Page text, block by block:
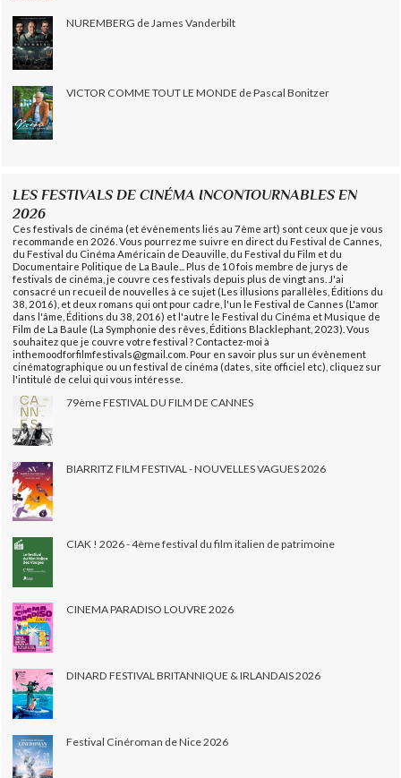
NUREMBERG de James Vanderbilt
VICTOR COMME TOUT LE MONDE de Pascal Bonitzer
LES FESTIVALS DE CINÉMA INCONTOURNABLES EN
2026
Ces festivals de cinéma (et évènements liés au 7ème art) sont ceux que je vous
recommande en 2026. Vous pourrez me suivre en direct du Festival de Cannes,
du Festival du Cinéma Américain de Deauville, du Festival du Film et du
Documentaire Politique de La Baule... Plus de 10 fois membre de jurys de
festivals de cinéma, je couvre ces festivals depuis plus de vingt ans. J'ai
consacré un recueil de nouvelles à ce sujet (Les illusions parallèles, Éditions du
38, 2016), et deux romans qui ont pour cadre, l'un le Festival de Cannes (L'amor
dans l'âme, Éditions du 38, 2016) et l'autre le Festival du Cinéma et Musique de
Film de La Baule (La Symphonie des rêves, Éditions Blacklephant, 2023). Vous
souhaitez que je couvre votre festival ? Contactez-moi à
inthemoodforfilmfestivals@gmail.com. Pour en savoir plus sur un évènement
cinématographique ou un festival de cinéma (dates, site officiel etc), cliquez sur
l'intitulé de celui qui vous intéresse.
79ème FESTIVAL DU FILM DE CANNES
BIARRITZ FILM FESTIVAL - NOUVELLES VAGUES 2026
CIAK ! 2026 - 4ème festival du film italien de patrimoine
CINEMA PARADISO LOUVRE 2026
DINARD FESTIVAL BRITANNIQUE & IRLANDAIS 2026
Festival Cinéroman de Nice 2026